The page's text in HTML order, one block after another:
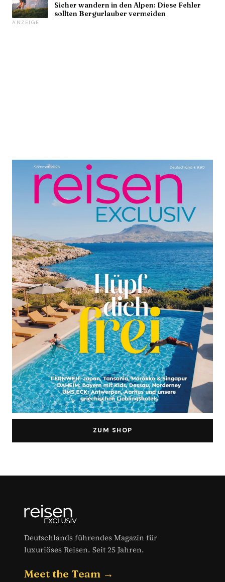
ZUM SHOP
Sicher wandern in den Alpen: Diese Fehler
sollten Bergurlauber vermeiden
ANZEIGE
Deutschlands führendes Magazin für
luxuriöses Reisen. Seit 25 Jahren.
Meet the Team →